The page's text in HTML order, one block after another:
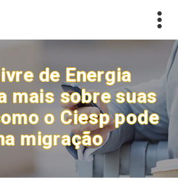
de Energia
mais sobre suas
o Ciesp pode
migração